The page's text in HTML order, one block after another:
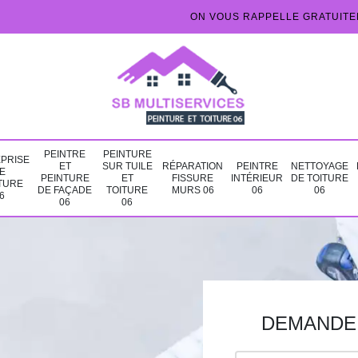
ON VOUS RAPPELLE
PEINTRE
ET
PEINTURE
DE FAÇADE
06
PEINTURE
SUR TUILE
ET
TOITURE
06
RÉPARATION
FISSURE
MURS 06
PEINTRE
INTÉRIEUR
06
NETTOYAGE
DE TOITURE
06